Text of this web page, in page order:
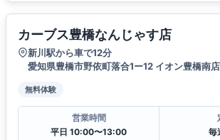
カーブス豊橋なんじゃす店
新川駅から車で12分
愛知県豊橋市野依町落合1ー12 イオン豊橋南店
無料体験
営業時間
平日 10:00〜13:00
毎